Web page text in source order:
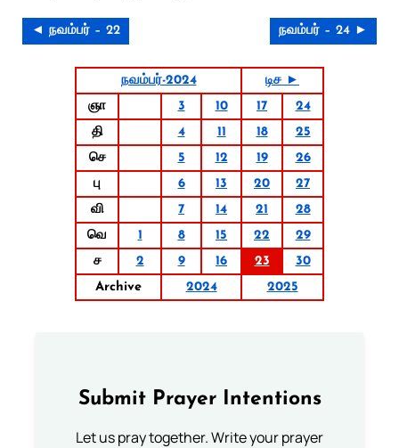
◄ நவம்பர் – 22 நவம்பர் – 24 ►
நவம்பர்-2024
டிச ►
ஞா
3 10 17
24
தி
4 11 18
25
செ
5 12 19
26
பு
6 13 20
27
வி
7 14 21
28
வெ
1 8 15 22
29
ச
2 9 16 23
30
Archive
2024 2025
Submit Prayer Intentions
Let us pray together. Write your prayer